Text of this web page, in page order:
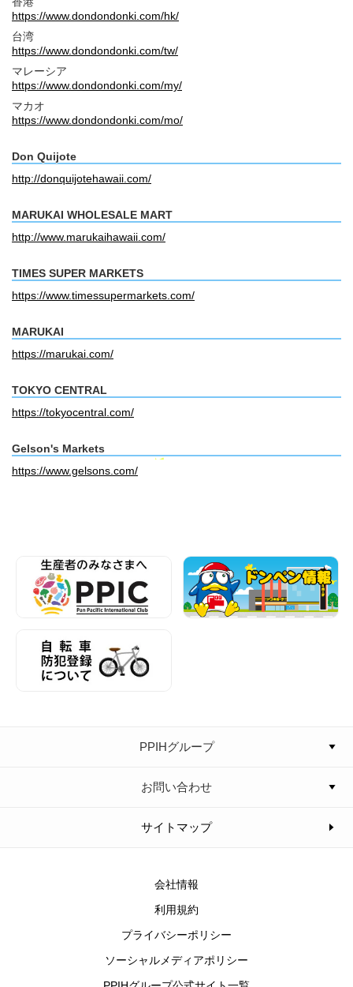
https://www.dondondonki.com/hk/
台湾
https://www.dondondonki.com/tw/
マレーシア
https://www.dondondonki.com/my/
マカオ
https://www.dondondonki.com/mo/
Don Quijote
http://donquijotehawaii.com/
MARUKAI WHOLESALE MART
http://www.marukaihawaii.com/
TIMES SUPER MARKETS
https://www.timessupermarkets.com/
MARUKAI
https://marukai.com/
TOKYO CENTRAL
https://tokyocentral.com/
Gelson's Markets
https://www.gelsons.com/
PPIHグループ
お問い合わせ
サイトマップ
会社情報
利用規約
プライバシーポリシー
ソーシャルメディアポリシー